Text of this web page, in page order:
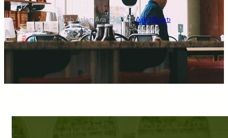
Fatih Aslan·Ara 25, 2021·Aile Hayatı